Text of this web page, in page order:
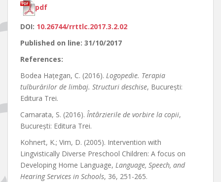
pdf
DOI: 10.26744/rrttlc.2017.3.2.02
Published on line: 31/10/2017
References:
Bodea Hațegan, C. (2016). Logopedie. Terapia
tulburărilor de limbaj. Structuri deschise, București:
Editura Trei.
Camarata, S. (2016). Întârzierile de vorbire la copii,
București: Editura Trei.
Kohnert, K.; Vim, D. (2005). Intervention with
Lingvistically Diverse Preschool Children: A focus on
Developing Home Language, Language, Speech, and
Hearing Services in Schools, 36, 251-265.